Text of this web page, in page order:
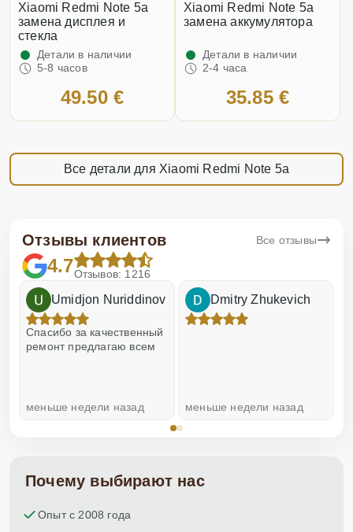
Xiaomi Redmi Note 5a
замена дисплея и
стекла
Детали в наличии
5-8 часов
49.50 €
Xiaomi Redmi Note 5a
замена аккумулятора
Детали в наличии
2-4 часа
35.85 €
Все детали для Xiaomi Redmi Note 5a
Отзывы клиентов Все отзывы
4.7Отзывов: 1216
Umidjon Nuriddinov
Спасибо за качественный
ремонт предлагаю всем
меньше недели назад
Dmitry Zhukevich
меньше недели назад
Почему выбирают нас
Опыт с 2008 года